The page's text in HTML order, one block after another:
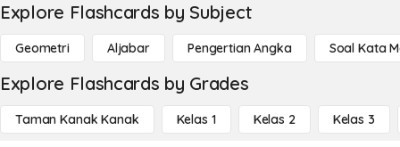
Explore Flashcards by Subject
Geometri Aljabar Pengertian Angka Soal Kata
Explore Flashcards by Grades
Taman Kanak Kanak Kelas 1 Kelas 2 Kelas 3